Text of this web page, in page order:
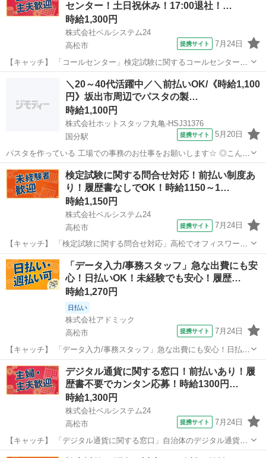
養内・Wワーク ＃週...センター！土日祝休み！17:00退社！…
時給1,300円
株式会社ベルシステム24
高松市
提携サイト 7月24日
【キャッチ】 「コールセンター」検定試験に関するコールセンター！
土日祝休み！17:00退社！扶養内OK 【コメント】 ベルシステム24なら
前払い＆履歴書不要！ 勤務時間や働き方など、あなたのライフスタイ
ルに合わせたお仕事を...
電話対応
＼20～40代活躍中／＼前払いOK/《時給1,100
円》坂出市周辺でパスタの製…
時給1,100円
株式会社ホットスタッフ丸亀-HSJ31376
国分駅
提携サイト 5月20日
パスタを作っている 工場での事務のお仕事をお願いします☆ ◎こんな
方におススメ ■事務の経験を活かしたい方 ■日中だけ働きたい方 ■土
日休みの欲しい方 ================ ＼作業内容のご紹介...
香川 国分駅 一般事務
検定試験に関する問合せ対応！前払い制度あ
り！履歴書なしでOK！時給1150～1…
時給1,150円
株式会社ベルシステム24
高松市
提携サイト 7月24日
【キャッチ】 「検定試験に関する問合せ対応」高松でオフィスワーク
への転職を考えている方に！ベルシステム24のお仕事紹介 【コメン
ト】 ベルシステム24には経験や資格一切不問のお仕事も多数(^^♪ ＃扶
養内・Wワーク ＃週...
香川 高松市 電話対応
「データ入力/事務スタッフ」急な出費にも安
心！日払いOK！未経験でも安心！履歴…
時給1,270円
日払い
株式会社アドミック
高松市
提携サイト 7月24日
【キャッチ】 「データ入力/事務スタッフ」急な出費にも安心！日払い
OK！未経験でも安心！履歴書・来社不要！時給1270円～！香川県高松
市 【コメント】 あなたの理想のお仕事探しをサポートします★ ★未
経験でも安心のサポー...
香川 高松市 一般事務
デジタル通貨に関する窓口！前払いあり！履
歴書不要でカンタン応募！時給1300円…
時給1,300円
株式会社ベルシステム24
高松市
提携サイト 7月24日
【キャッチ】 「デジタル通貨に関する窓口」自治体のデジタル通貨の
コールセンター！未経験歓迎！開始日調整OK 【コメント】 ベルシス